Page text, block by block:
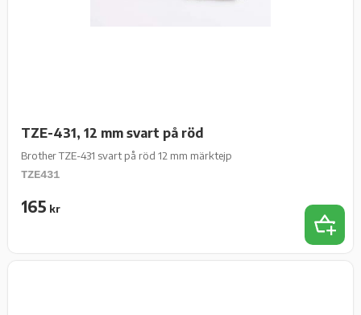
TZE-431, 12 mm svart på röd
Brother TZE-431 svart på röd 12 mm märktejp
TZE431
165 kr